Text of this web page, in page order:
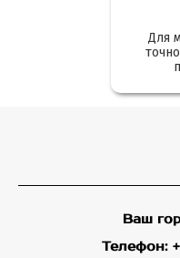
Для
Ваш
Телефон: